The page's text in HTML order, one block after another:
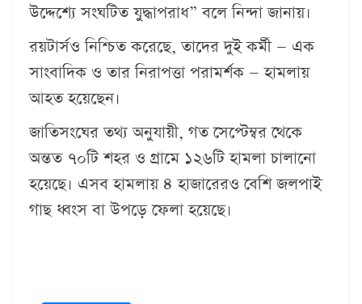
উদ্দেশ্যে সংঘটিত যুদ্ধাপরাধ” বলে নিন্দা জানায়।
রয়টার্সও নিশ্চিত করেছে, তাদের দুই কর্মী — এক
সাংবাদিক ও তার নিরাপত্তা পরামর্শক — হামলায়
আহত হয়েছেন।
জাতিসংঘের তথ্য অনুযায়ী, গত সেপ্টেম্বর থেকে
অন্তত ৭০টি শহর ও গ্রামে ১২৬টি হামলা চালানো
হয়েছে। এসব হামলায় ৪ হাজারেরও বেশি জলপাই
গাছ ধ্বংস বা উপড়ে ফেলা হয়েছে।